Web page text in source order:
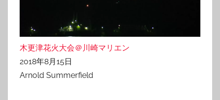
木更津花火大会＠川崎マリエン
2018年8月15日
Arnold Summerfield